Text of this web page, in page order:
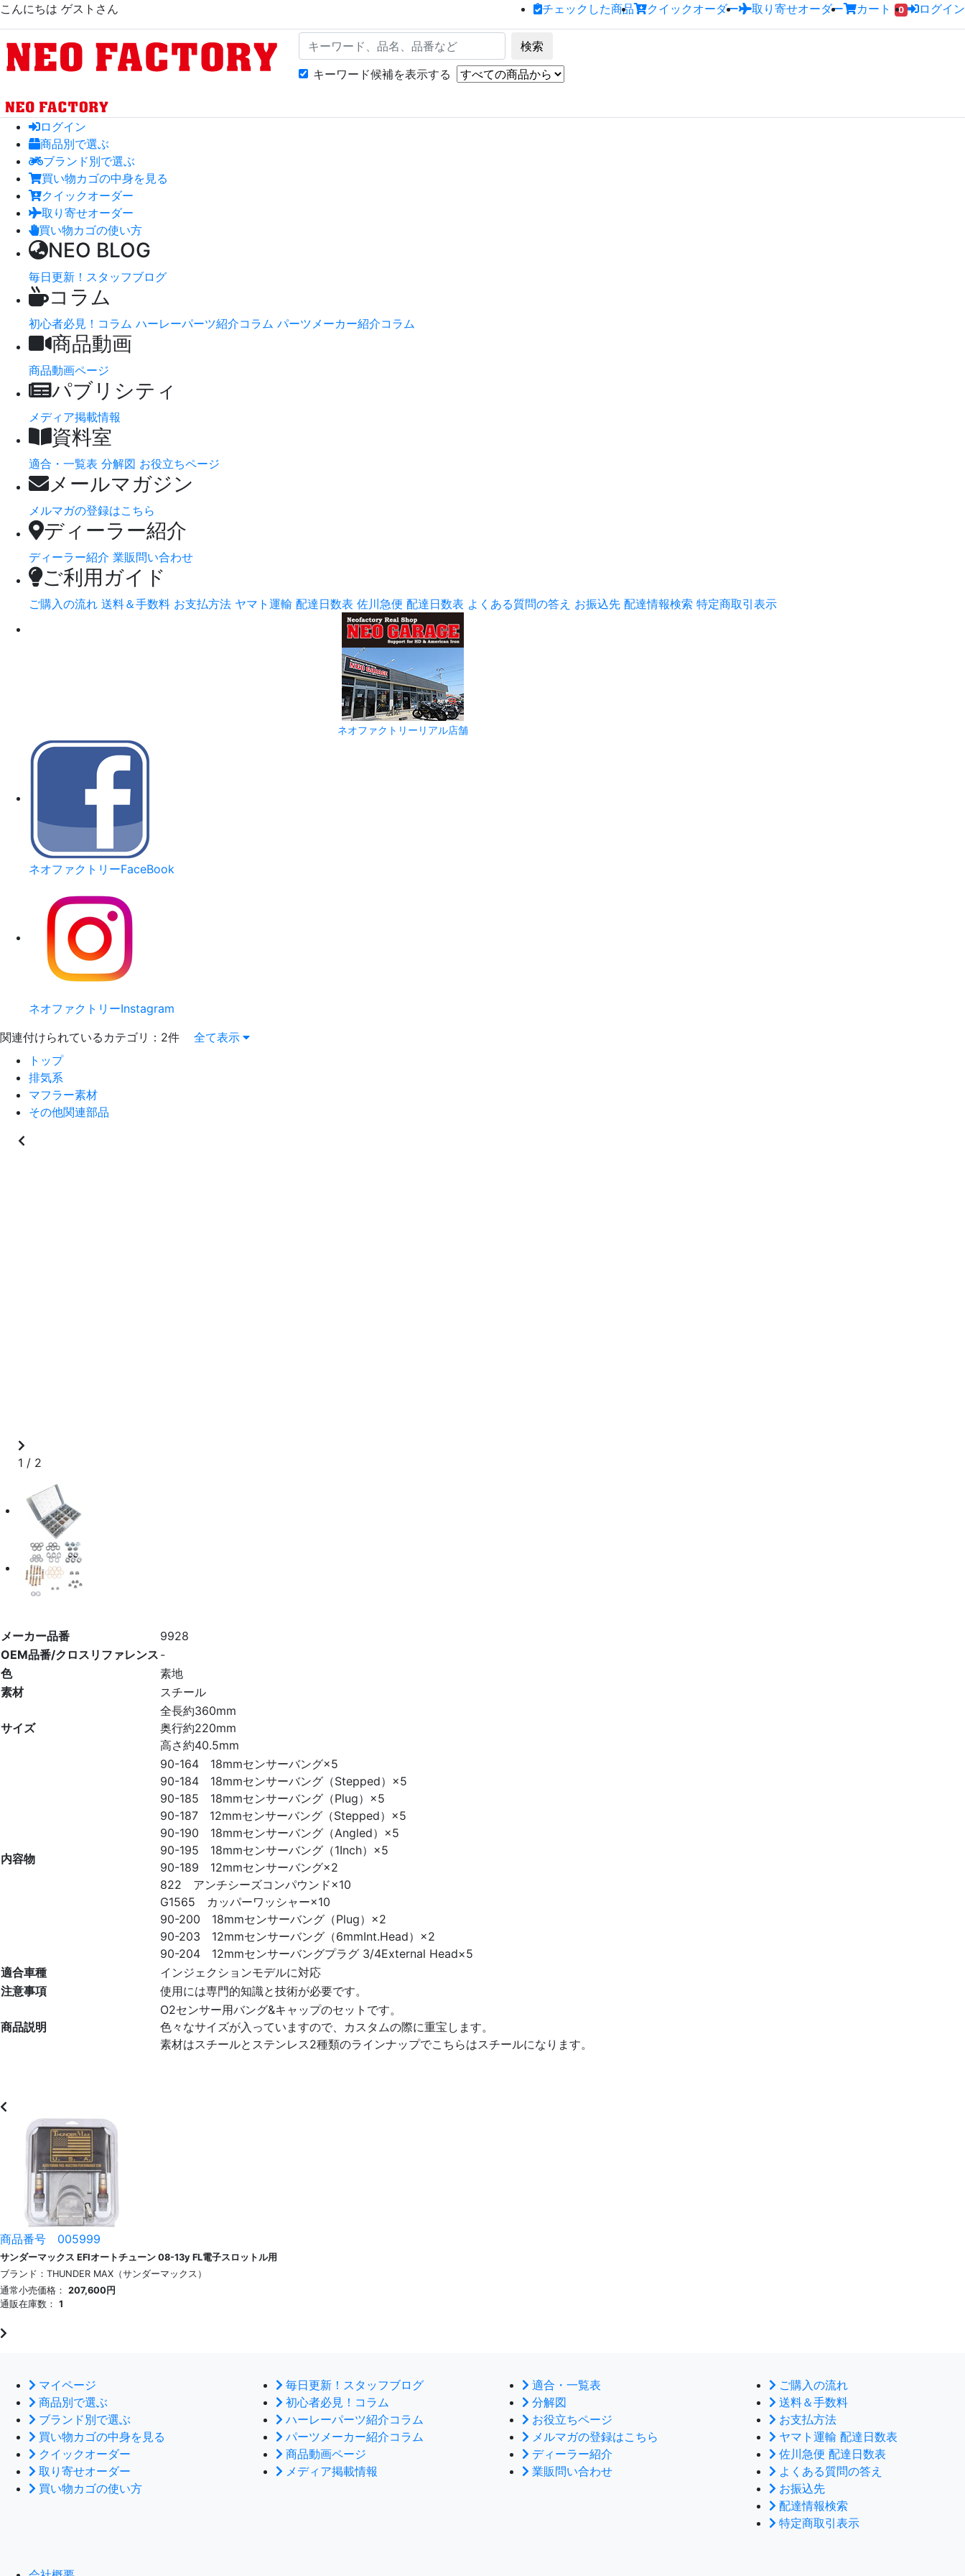
こんにちは ゲストさん チェックした商品 クイックオーダー 取り寄せオーダー カート 0 ログイン
Name
検索
キーワード候補を表示する
ログイン
商品別で選ぶ
ブランド別で選ぶ
買い物カゴの中身を見る
クイックオーダー
取り寄せオーダー
買い物カゴの使い方
NEO BLOG
毎日更新！スタッフブログ
コラム
初心者必見！コラム ハーレーパーツ紹介コラム パーツメーカー紹介コラム
商品動画
商品動画ページ
パブリシティ
メディア掲載情報
資料室
適合・一覧表 分解図 お役立ちページ
メールマガジン
メルマガの登録はこちら
ディーラー紹介
ディーラー紹介 業販問い合わせ
ご利用ガイド
ご購入の流れ 送料＆手数料 お支払方法 ヤマト運輸 配達日数表 佐川急便 配達日数表 よくある質問の答え お振込先 配達情報検索 特定商取引表示
ネオファクトリーリアル店舗
ネオファクトリーFaceBook
ネオファクトリーInstagram
関連付けられているカテゴリ：2件
全て表示
トップ
排気系
マフラー素材
その他関連部品
1 / 2
メーカー品番
9928
OEM品番/クロスリファレンス -
色
素地
素材
スチール
サイズ
全長約360mm
奥行約220mm
高さ約40.5mm
内容物
90-164 18mmセンサーバング×5
90-184 18mmセンサーバング（Stepped）×5
90-185 18mmセンサーバング（Plug）×5
90-187 12mmセンサーバング（Stepped）×5
90-190 18mmセンサーバング（Angled）×5
90-195 18mmセンサーバング（1Inch）×5
90-189 12mmセンサーバング×2
822 アンチシーズコンパウンド×10
G1565 カッパーワッシャー×10
90-200 18mmセンサーバング（Plug）×2
90-203 12mmセンサーバング（6mmInt.Head）×2
90-204 12mmセンサーバングプラグ 3/4External Head×5
適合車種
インジェクションモデルに対応
注意事項
使用には専門的知識と技術が必要です。
商品説明
O2センサー用バング&キャップのセットです。
色々なサイズが入っていますので、カスタムの際に重宝します。
素材はスチールとステンレス2種類のラインナップでこちらはスチールになります。
商品番号 005999
サンダーマックス EFIオートチューン 08-13y FL電子スロットル用
ブランド：THUNDER MAX（サンダーマックス）
通常小売価格： 207,600円
通販在庫数： 1
マイページ
商品別で選ぶ
ブランド別で選ぶ
買い物カゴの中身を見る
クイックオーダー
取り寄せオーダー
買い物カゴの使い方
毎日更新！スタッフブログ
初心者必見！コラム
ハーレーパーツ紹介コラム
パーツメーカー紹介コラム
商品動画ページ
メディア掲載情報
適合・一覧表
分解図
お役立ちページ
メルマガの登録はこちら
ディーラー紹介
業販問い合わせ
ご購入の流れ
送料＆手数料
お支払方法
ヤマト運輸 配達日数表
佐川急便 配達日数表
よくある質問の答え
お振込先
配達情報検索
特定商取引表示